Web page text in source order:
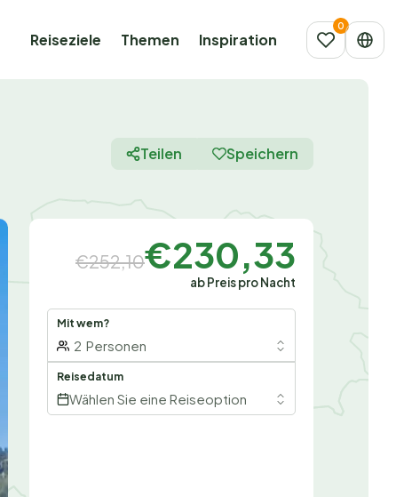
Reiseziele Themen Inspiration
Teilen Speichern
€252,10€230,33
ab Preis pro Nacht
Mit wem?
2 Personen
Reisedatum
Wählen Sie eine Reiseoption